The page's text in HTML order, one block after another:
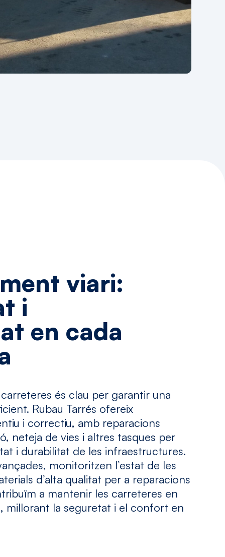
viari:
i
en cada
és clau per garantir una
Rubau Tarrés ofereix
i correctiu, amb reparacions
neteja de vies i altres tasques per
i durabilitat de les infraestructures.
monitoritzen l’estat de les
d’alta qualitat per a reparacions
a mantenir les carreteres en
millorant la seguretat i el confort en